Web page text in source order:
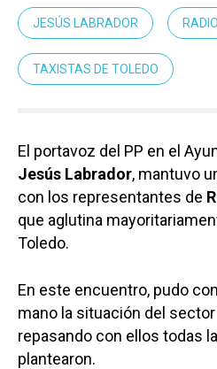
JESÚS LABRADOR
TAXISTAS DE TOLEDO
El portavoz del PP en el
Jesús Labrador, mantuvo
con los representantes de
que aglutina
Toledo.
En este encuentro, pudo
mano la situación del
repasando con ellos todas
plantearon.